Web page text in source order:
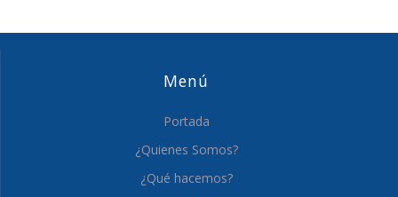
Menú
Portada
¿Quienes Somos?
¿Qué hacemos?